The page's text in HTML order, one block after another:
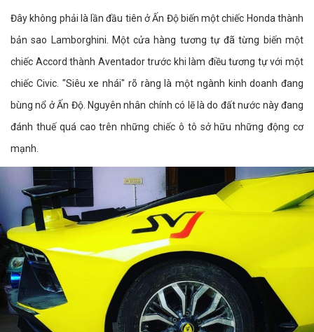
Đây không phải là lần đầu tiên ở Ấn Độ biến một chiếc Honda thành
bản sao Lamborghini. Một cửa hàng tương tự đã từng biến một
chiếc Accord thành Aventador trước khi làm điều tương tự với một
chiếc Civic. "Siêu xe nhái" rõ ràng là một ngành kinh doanh đang
bùng nổ ở Ấn Độ. Nguyên nhân chính có lẽ là do đất nước này đang
đánh thuế quá cao trên những chiếc ô tô sở hữu những động cơ
mạnh.